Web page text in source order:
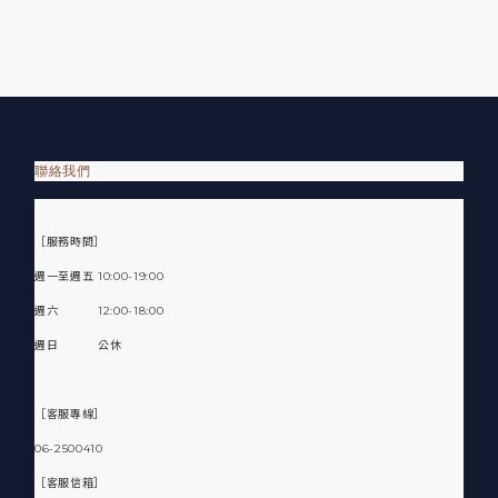
聯絡我們
［服務時間］
週一至週五 10:00-19:00
週六 12:00-18:00
週日 公休
［客服專線］
06-2500410
［客服信箱］